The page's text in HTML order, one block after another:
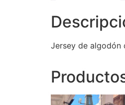
Jersey de algodón